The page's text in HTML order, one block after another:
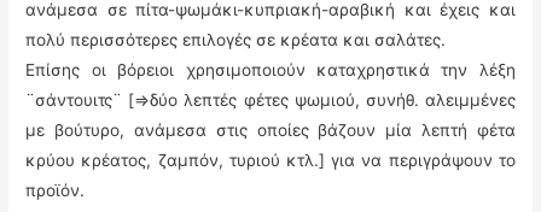
ανάμεσα σε πίτα-ψωμάκι-κυπριακή-αραβική και έχεις και
πολύ περισσότερες επιλογές σε κρέατα και σαλάτες.
Επίσης οι βόρειοι χρησιμοποιούν καταχρηστικά την λέξη
¨σάντουιτς¨ [=>δύο λεπτές φέτες ψωμιού, συνήθ. αλειμμένες
με βούτυρο, ανάμεσα στις οποίες βάζουν μία λεπτή φέτα
κρύου κρέατος, ζαμπόν, τυριού κτλ.] για να περιγράψουν το
προϊόν.